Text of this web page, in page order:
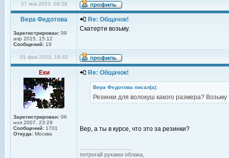
27 янв 2023, 09:38
Вера Федотова
Зарегистрирован: 09
апр 2015, 15:12
Сообщений: 19
Re: Общачок!
Скатерти возьму.
01 фев 2023, 18:33
Еки
Зарегистрирован: 06
ноя 2007, 23:29
Сообщений: 1701
Откуда: Москва
Re: Общачок!
Вера Федотова писал(а):
Резинки для волокуш какого размера? Возьму
Вер, а ты в курсе, что это за резинки?
потрогай руками облака,